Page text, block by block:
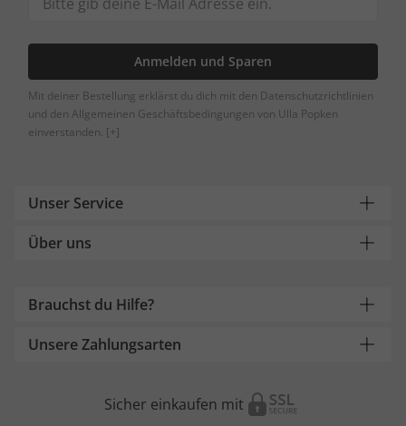
Anmelden und Sparen
Mit deiner Bestellung erklärst du dich mit den Datenschutzrichtlinien
und den Allgemeinen Geschäftsbedingungen von Ulla Popken
einverstanden. [+]
Unser Service
Über uns
Brauchst du Hilfe?
Unsere Zahlungsarten
Sicher einkaufen mit